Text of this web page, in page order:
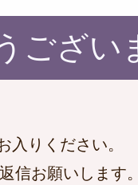
ござい
りください。
信お願いします